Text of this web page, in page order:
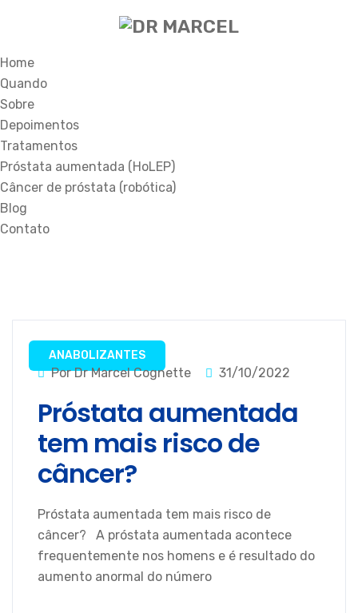
Home
Quando
Sobre
Depoimentos
Tratamentos
Próstata aumentada (HoLEP)
Câncer de próstata (robótica)
Blog
Contato
ANABOLIZANTES
Por Dr Marcel Cognette 31/10/2022
Próstata aumentada
tem mais risco de
câncer?
Próstata aumentada tem mais risco de
câncer? A próstata aumentada acontece
frequentemente nos homens e é resultado do
aumento anormal do número